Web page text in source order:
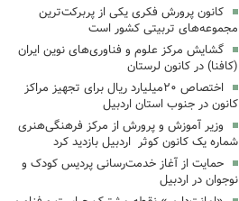
کانون پرورش فکری یکی از پربرکت‌ترین
مجموعه‌های تربیتی کشور است
گشایش مرکز علوم و فناوری‌های نوین ایران
(کافنا) در کانون لرستان
اختصاص ۲۰میلیارد ریال برای تجهیز مراکز
کانون در جنوب استان اردبیل
وزیر آموزش و پرورش از مرکز فرهنگی‌هنری
شماره یک کانون کوثر اردبیل بازدید کرد
حمایت از آغاز خدمت‌رسانی پردیس کودک و
نوجوان در اردبیل